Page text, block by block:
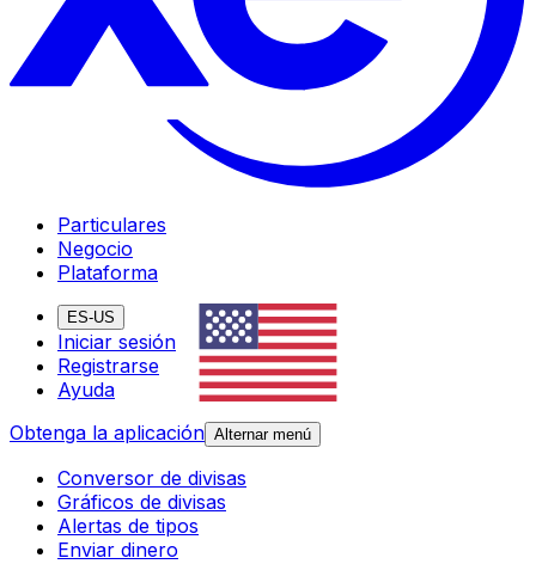
Particulares
Negocio
Plataforma
ES-US
Iniciar sesión
Registrarse
Ayuda
Obtenga la aplicación Alternar menú
Conversor de divisas
Gráficos de divisas
Alertas de tipos
Enviar dinero